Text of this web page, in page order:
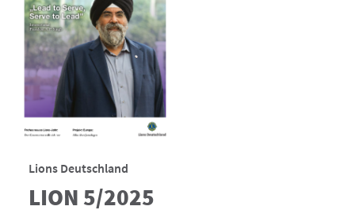
Lions Deutschland
LION 5/2025